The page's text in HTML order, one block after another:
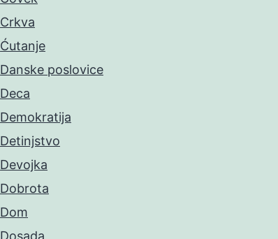
Crkva
Ćutanje
Danske poslovice
Deca
Demokratija
Detinjstvo
Devojka
Dobrota
Dom
Dosada